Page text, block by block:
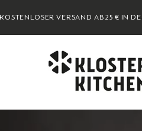
KOSTENLOSER VERSAND AB 25 € IN